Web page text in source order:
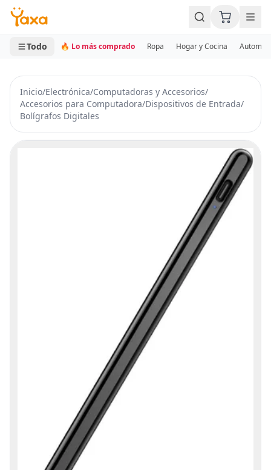
MINI CARRITO
0 productos
Todo 🔥 Lo más comprado Ropa Hogar y Cocina
Inicio/Electrónica/Computadoras y Accesorios/
Accesorios para Computadora/Dispositivos de Entrada/
Bolígrafos Digitales